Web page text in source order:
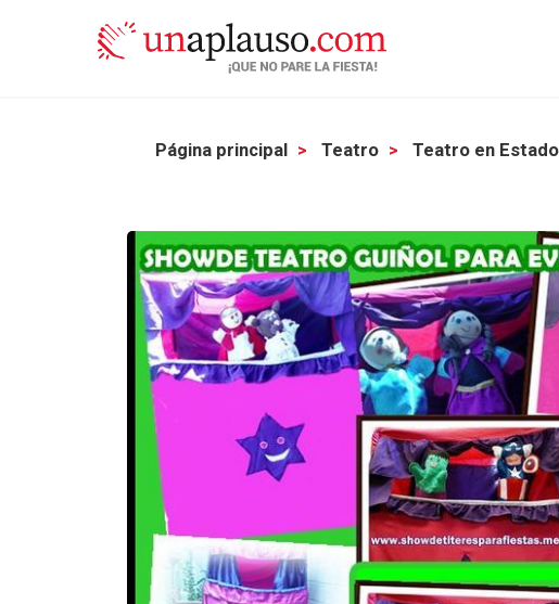
Página principal Teatro Teatro en